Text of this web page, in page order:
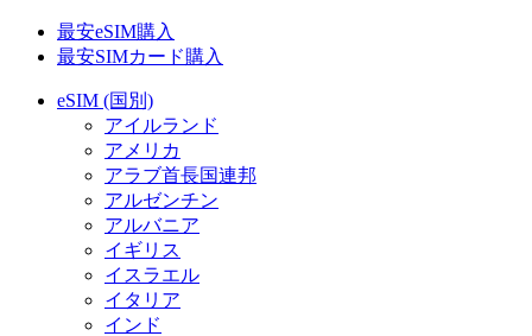
最安eSIM購入
最安SIMカード購入
eSIM (国別)
アイルランド
アメリカ
アラブ首長国連邦
アルゼンチン
アルバニア
イギリス
イスラエル
イタリア
インド